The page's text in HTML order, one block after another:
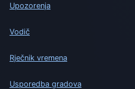
Upozorenja
Vodič
Rječnik vremena
Usporedba gradova